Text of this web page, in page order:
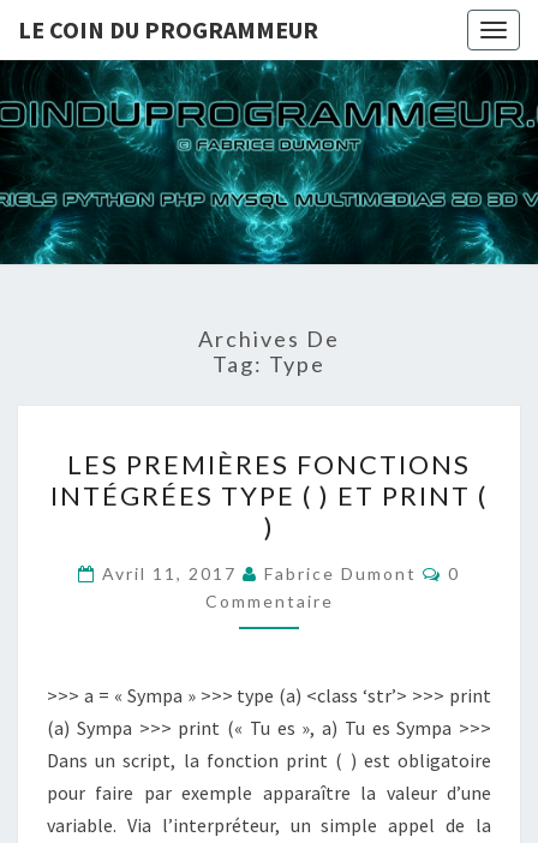
LE COIN DU PROGRAMMEUR
LE
TUTORIELS
PYTHON PHP
MYSQL
MULTIMEDIAS
2D 3D VIDEOS
Archives De
Tag: Type
PREMIÈRES
FONCTIONS
INTÉGRÉES
TYPE
(
)
PRINT
(
)
LES PREMIÈRES FONCTIONS
INTÉGRÉES TYPE ( ) ET PRINT (
)
Avril 11, 2017 Fabrice Dumont
0
Commentaire
>>> a = « Sympa » >>> type (a) <class ‘str’> >>> print
(a) Sympa >>> print (« Tu es », a) Tu es Sympa >>>
Dans un script, la fonction print ( ) est obligatoire
pour faire par exemple apparaître la valeur d’une
variable. Via l’interpréteur, un simple appel de la